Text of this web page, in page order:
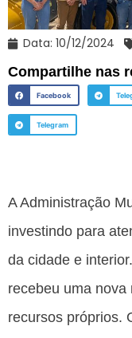
Data: 10/12/2024
Compartilhe nas
Facebook
Telegram
A Administração
investindo para
da cidade e
recebeu uma nova
recursos próprios.